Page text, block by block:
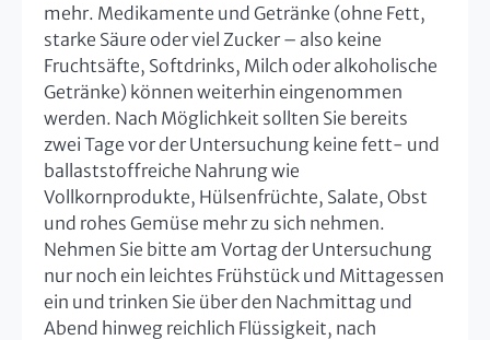
mehr. Medikamente und Getränke (ohne Fett,
starke Säure oder viel Zucker – also keine
Fruchtsäfte, Softdrinks, Milch oder alkoholische
Getränke) können weiterhin eingenommen
werden. Nach Möglichkeit sollten Sie bereits
zwei Tage vor der Untersuchung keine fett- und
ballaststoffreiche Nahrung wie
Vollkornprodukte, Hülsenfrüchte, Salate, Obst
und rohes Gemüse mehr zu sich nehmen.
Nehmen Sie bitte am Vortag der Untersuchung
nur noch ein leichtes Frühstück und Mittagessen
ein und trinken Sie über den Nachmittag und
Abend hinweg reichlich Flüssigkeit, nach